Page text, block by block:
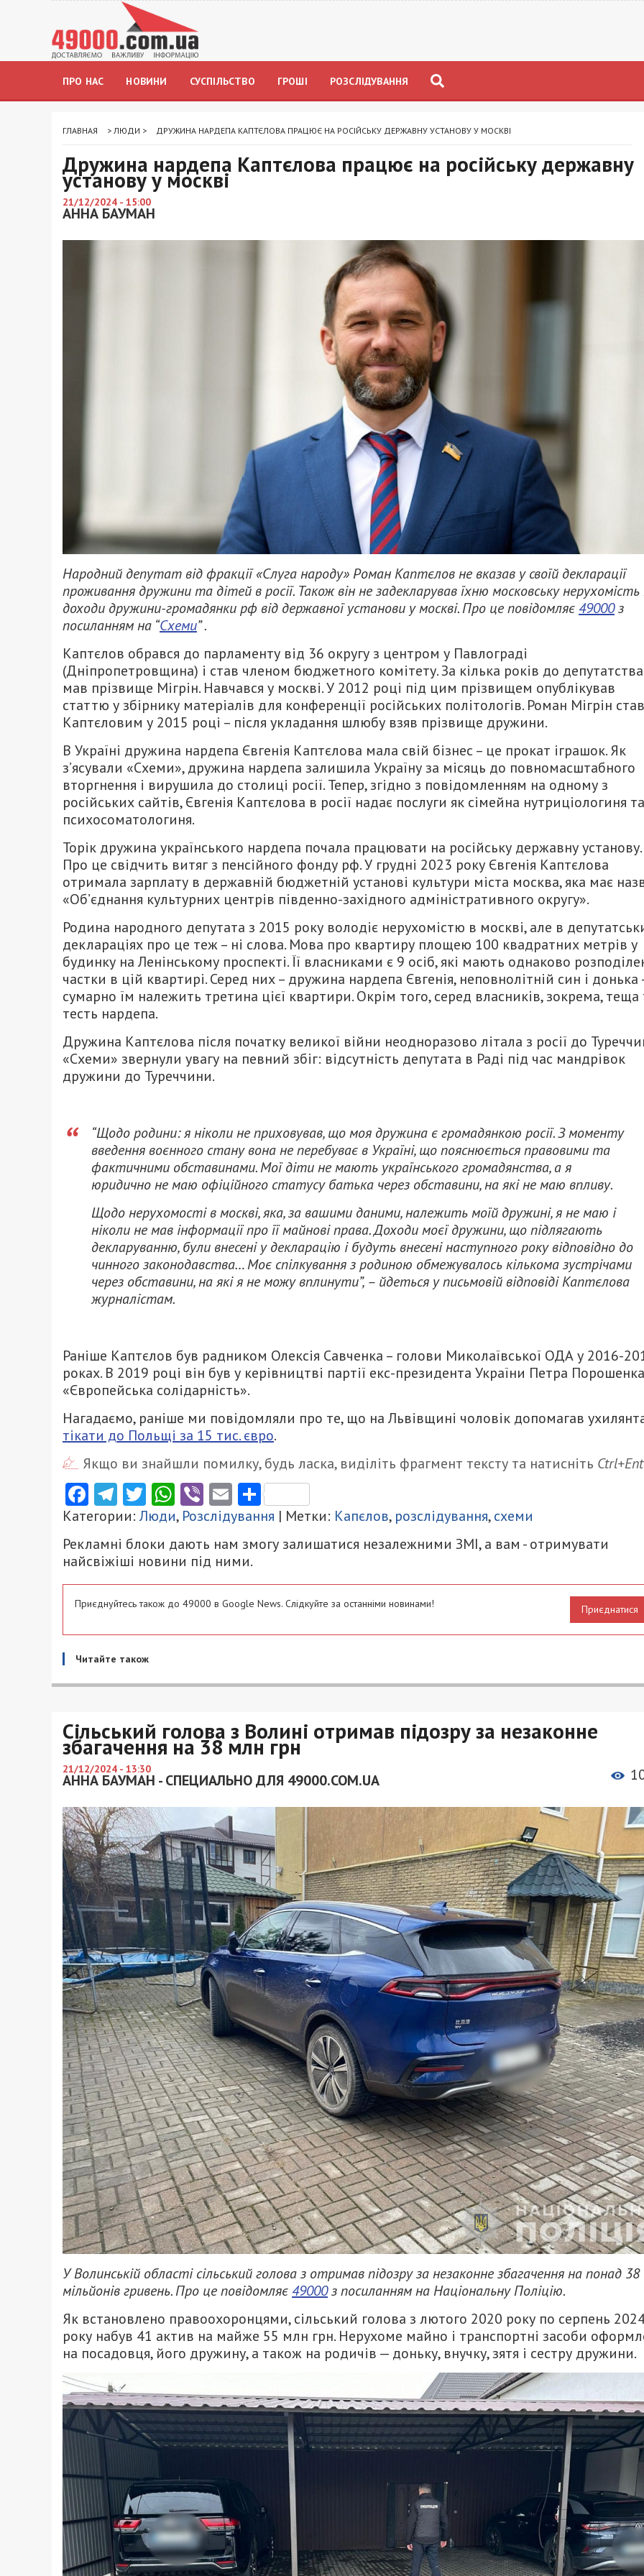
ПРО НАС НОВИНИ СУСПІЛЬСТВО ГРОШІ РОЗСЛІДУВАННЯ
ГЛАВНАЯ > ЛЮДИ > ДРУЖИНА НАРДЕПА КАПТЄЛОВА ПРАЦЮЄ НА РОСІЙСЬКУ ДЕРЖАВНУ УСТАНОВУ У МОСКВІ
Дружина нардепа Каптєлова працює на російську державну
установу у москві
21/12/2024 - 15:00
АННА БАУМАН
Народний депутат від фракції «Слуга народу» Роман Каптєлов не вказав у своїй декларації
проживання дружини та дітей в росії. Також він не задекларував їхню московську
доходи дружини-громадянки рф від державної установи у москві. Про це повідомляє49000з
посиланням на “Схеми” .
Каптєлов обрався до парламенту від 36 округу з центром у Павлограді
(Дніпропетровщина) і став членом бюджетного комітету. За кілька років до депутатства
мав прізвище Мігрін. Навчався у москві. У 2012 році під цим прізвищем опублікував
статтю у збірнику матеріалів для конференції російських політологів. Роман Мігрін став
Каптєловим у 2015 році – після укладання шлюбу взяв прізвище дружини.
В Україні дружина нардепа Євгенія Каптєлова мала свій бізнес – це прокат іграшок. Як
з’ясували «Схеми», дружина нардепа залишила Україну за місяць до повномасштабного
вторгнення і вирушила до столиці росії. Тепер, згідно з повідомленням на одному з
російських сайтів, Євгенія Каптєлова в росії надає послуги як сімейна нутриціологиня та
психосоматологиня.
Торік дружина українського нардепа почала працювати на російську державну установу.
Про це свідчить витяг з пенсійного фонду рф. У грудні 2023 року Євгенія Каптєлова
отримала зарплату в державній бюджетній установі культури міста москва, яка має
«Об’єднання культурних центрів південно-західного адміністративного округу».
Родина народного депутата з 2015 року володіє нерухомістю в москві, але в
деклараціях про це теж – ні слова. Мова про квартиру площею 100 квадратних метрів у
будинку на Ленінському проспекті. Її власниками є 9 осіб, які мають однаково
частки в цій квартирі. Серед них – дружина нардепа Євгенія, неповнолітній син і донька
сумарно їм належить третина цієї квартири. Окрім того, серед власників, зокрема, теща
тесть нардепа.
Дружина Каптєлова після початку великої війни неодноразово літала з росії до
«Схеми» звернули увагу на певний збіг: відсутність депутата в Раді під час мандрівок
дружини до Туреччини.
“Щодо родини: я ніколи не приховував, що моя дружина є громадянкою росії. З моменту
введення воєнного стану вона не перебуває в Україні, що пояснюється правовими та
фактичними обставинами. Мої діти не мають українського громадянства, а я
юридично не маю офіційного статусу батька через обставини, на які не маю впливу.
Щодо нерухомості в москві, яка, за вашими даними, належить моїй дружині, я не маю і
ніколи не мав інформації про її майнові права. Доходи моєї дружини, що підлягають
декларуванню, були внесені у декларацію і будуть внесені наступного року відповідно до
чинного законодавства… Моє спілкування з родиною обмежувалось кількома зустрічами
через обставини, на які я не можу вплинути”, – йдеться у письмовій відповіді Каптєлова
журналістам.
Раніше Каптєлов був радником Олексія Савченка – голови Миколаївської ОДА у 2016-
роках. В 2019 році він був у керівництві партії екс-президента України Петра Порошенка
«Європейська солідарність».
Нагадаємо, раніше ми повідомляли про те, що на Львівщині чоловік допомагав
тікати до Польщі за 15 тис. євро.
Якщо ви знайшли помилку, будь ласка, виділіть фрагмент тексту та натисніть
Facebook
Telegram
Twitter
WhatsApp
ViberEmailПоділитися
Категории:Люди, Розслідування | Метки: Капєлов, розслідування,схеми
Рекламні блоки дають нам змогу залишатися незалежними ЗМІ, а вам - отримувати
найсвіжіші новини під ними.
Приєднуйтесь також до 49000 в Google News. Слідкуйте за останніми новинами! Приєднатися
Читайте також
Сільський голова з Волині отримав підозру за незаконне
збагачення на 38 млн грн
21/12/2024 - 13:30
АННА БАУМАН - СПЕЦИАЛЬНО ДЛЯ 49000.COM.UA
У Волинській області сільський голова з отримав підозру за незаконне збагачення на понад 38
мільйонів гривень. Про це повідомляє49000з посиланням на Національну Поліцію.
Як встановлено правоохоронцями, сільський голова з лютого 2020 року по серпень
року набув 41 актив на майже 55 млн грн. Нерухоме майно і транспортні засоби
на посадовця, його дружину, а також на родичів — доньку, внучку, зятя і сестру дружини.